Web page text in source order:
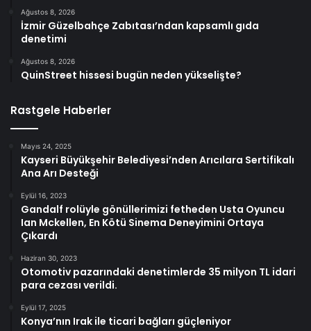
Ağustos 8, 2026
İzmir Güzelbahçe Zabıtası’ndan kapsamlı gıda
denetimi
Ağustos 8, 2026
QuinStreet hissesi bugün neden yükselişte?
Rastgele Haberler
Mayıs 24, 2025
Kayseri Büyükşehir Belediyesi’nden Arıcılara Sertifikalı
Ana Arı Desteği
Eylül 16, 2023
Gandalf rolüyle gönüllerimizi fetheden Usta Oyuncu
Ian Mckellen, En Kötü Sinema Deneyimini Ortaya
Çıkardı
Haziran 30, 2023
Otomotiv pazarındaki denetimlerde 35 milyon TL idari
para cezası verildi.
Eylül 17, 2025
Konya’nın Irak ile ticari bağları güçleniyor